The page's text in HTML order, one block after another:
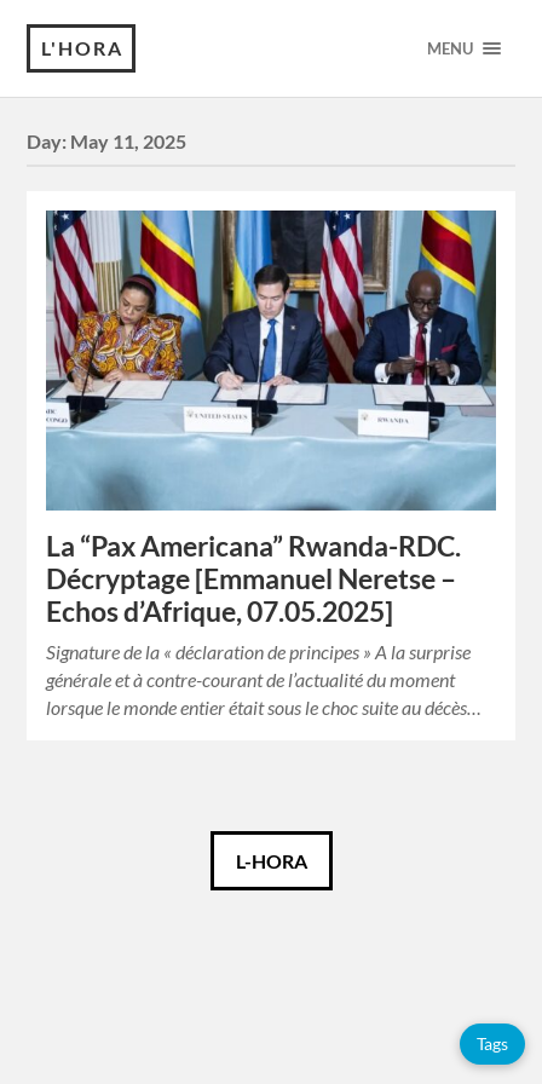
L'HORA MENU
Day: May 11, 2025
La “Pax Americana” Rwanda-RDC.
Décryptage [Emmanuel Neretse –
Echos d’Afrique, 07.05.2025]
Signature de la « déclaration de principes » A la surprise
générale et à contre-courant de l’actualité du moment
lorsque le monde entier était sous le choc suite au décès…
L-HORA
Tags